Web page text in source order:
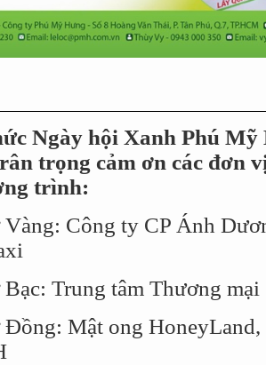
Ngày hội Xanh Phú Mỹ
trọng cảm ơn các đơn
trình:
Công ty CP Ánh
Trung tâm Thương
Đồng: Mật ong